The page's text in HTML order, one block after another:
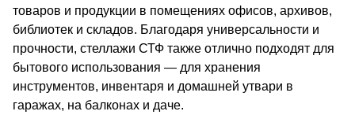
товаров и продукции в помещениях офисов, архивов,
библиотек и складов. Благодаря универсальности и
прочности, стеллажи СТФ также отлично подходят для
бытового использования — для хранения
инструментов, инвентаря и домашней утвари в
гаражах, на балконах и даче.